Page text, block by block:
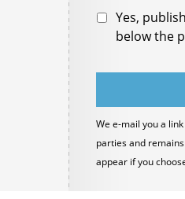
Yes,
below the
We e-mail you a
parties and
appear if you